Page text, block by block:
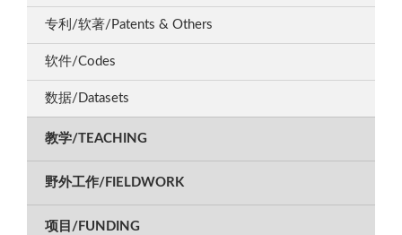
专利/软著/Patents & Others
软件/Codes
数据/Datasets
教学/TEACHING
野外工作/FIELDWORK
项目/FUNDING